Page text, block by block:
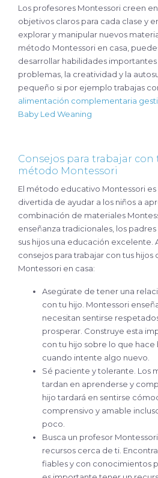
Los profesores Montessori creen
objetivos claros para cada clase y
explorar y manipular nuevos
método Montessori en casa,
desarrollar habilidades
problemas, la creatividad y la
pequeño si por ejemplo trabajas
alimentación complementaria
Baby Led Weaning
Consejos para trabajar con
método Montessori
El método educativo Montessori es
divertida de ayudar a los niños a
combinación de materiales
enseñanza tradicionales, los
sus hijos una educación excelente.
consejos para trabajar con tus
Montessori en casa:
Asegúrate de tener una
con tu hijo. Montessori
necesitan sentirse
prosperar. Construye esta
con tu hijo sobre lo que hace
cuando intente algo nuevo.
Sé paciente y tolerante. Los
tardan en aprenderse y
hijo tardará en sentirse
comprensivo y amable
poco.
Busca un profesor
recursos cerca de ti.
fiables y con conocimientos